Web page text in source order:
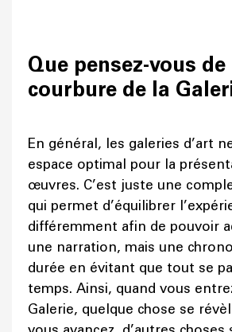
Que pensez-vous de
courbure de la
En général, les galeries d’art
espace optimal pour la
œuvres. C’est juste une
qui permet d’équilibrer
différemment afin de pouvoir
une narration, mais une
durée en évitant que tout se
temps. Ainsi, quand vous
Galerie, quelque chose se